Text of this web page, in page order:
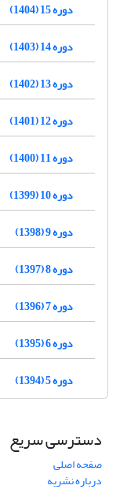
دوره 15 (1404)
دوره 14 (1403)
دوره 13 (1402)
دوره 12 (1401)
دوره 11 (1400)
دوره 10 (1399)
دوره 9 (1398)
دوره 8 (1397)
دوره 7 (1396)
دوره 6 (1395)
دوره 5 (1394)
دسترسی سریع
صفحه اصلی
درباره نشریه